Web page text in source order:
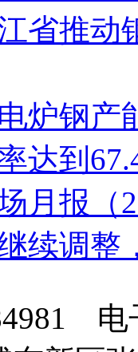
省推动
炉钢产
达到
月报（
续调整
电